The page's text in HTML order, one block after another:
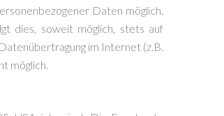
Daten möglich.
dies, soweit möglich, stets auf
im Internet (z.B.
möglich.